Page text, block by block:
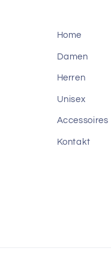
Home
Damen
Herren
Unisex
Accessoires
Kontakt